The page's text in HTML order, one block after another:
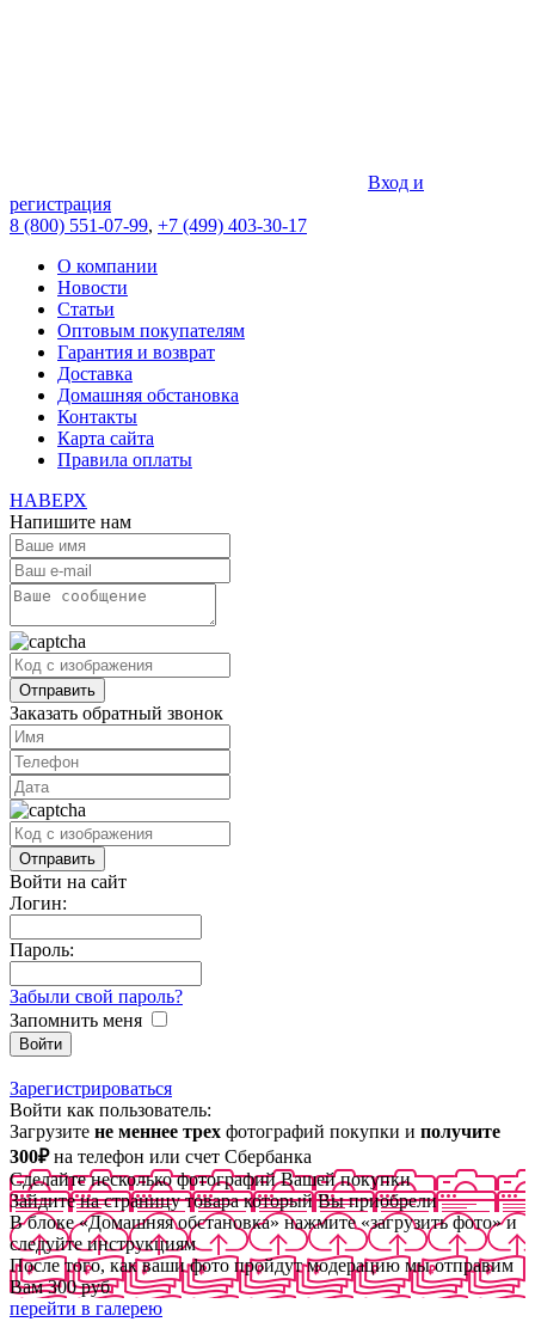
Вход и
регистрация
8 (800) 551-07-99, +7 (499) 403-30-17
О компании
Новости
Статьи
Оптовым покупателям
Гарантия и возврат
Доставка
Домашняя обстановка
Контакты
Карта сайта
Правила оплаты
НАВЕРХ
Напишите нам
Заказать обратный звонок
Войти на сайт
Логин:
Пароль:
Забыли свой пароль?
Запомнить меня
Зарегистрироваться
Войти как пользователь:
Загрузите не меннее трех фотографий покупки и получите
300₽на телефон или счет Сбербанка
Сделайте несколько фотографий Вашей покупки
Зайдите на страницу товара который Вы приобрели
В блоке «Домашняя обстановка» нажмите «загрузить фото» и
следуйте инструкциям
После того, как ваши фото пройдут модерацию мы отправим
Вам 300 руб
перейти в галерею